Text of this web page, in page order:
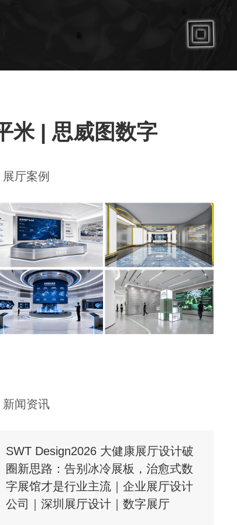
米 | 思威图数字
展厅案例
新闻资讯
SWT Design2026 大健康展厅设计破
圈新思路：告别冰冷展板，治愈式数
字展馆才是行业主流｜企业展厅设计
公司｜深圳展厅设计｜数字展厅